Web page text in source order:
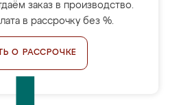
заказ в производство.
в рассрочку без %.
О РАССРОЧКЕ